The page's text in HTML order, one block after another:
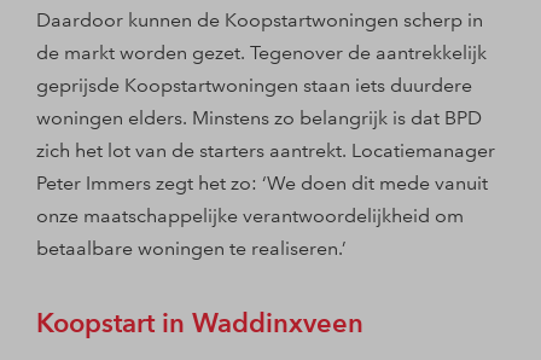
Daardoor kunnen de Koopstartwoningen scherp in
de markt worden gezet. Tegenover de aantrekkelijk
geprijsde Koopstartwoningen staan iets duurdere
woningen elders. Minstens zo belangrijk is dat BPD
zich het lot van de starters aantrekt. Locatiemanager
Peter Immers zegt het zo: ‘We doen dit mede vanuit
onze maatschappelijke verantwoordelijkheid om
betaalbare woningen te realiseren.’
Koopstart in Waddinxveen